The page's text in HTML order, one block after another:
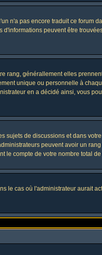
n'a pas encore traduit ce forum
peuvent être
rang, générallement elles
unique ou personnelle à
en a décidé ainsi, vous
de discussions et dans
peuvent avoir un
le compte de votre nombre total
le cas où l'administrateur aurait